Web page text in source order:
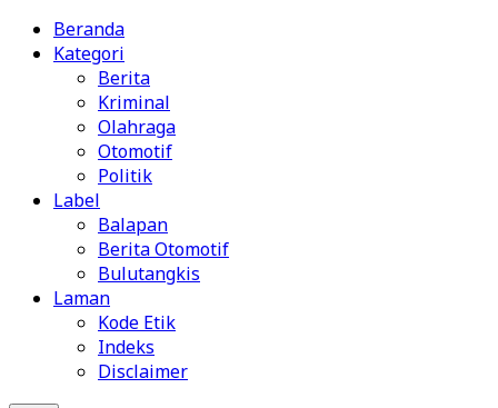
Beranda
Kategori
Berita
Kriminal
Olahraga
Otomotif
Politik
Label
Balapan
Berita Otomotif
Bulutangkis
Laman
Kode Etik
Indeks
Disclaimer